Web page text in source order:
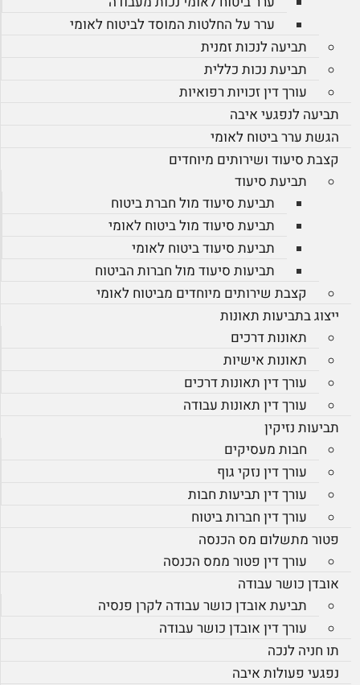
ערר על החלטות המוסד לביטוח לאומי
תביעה לנכות זמנית
תביעת נכות כללית
עורך דין זכויות רפואיות
תביעה לנפגעי איבה
הגשת ערר ביטוח לאומי
קצבת סיעוד ושירותים מיוחדים
תביעת סיעוד
תביעת סיעוד מול חברת ביטוח
תביעת סיעוד מול ביטוח לאומי
תביעת סיעוד ביטוח לאומי
תביעות סיעוד מול חברות הביטוח
קצבת שירותים מיוחדים מביטוח לאומי
ייצוג בתביעות תאונות
תאונות דרכים
תאונות אישיות
עורך דין תאונות דרכים
עורך דין תאונות עבודה
תביעות נזיקין
חבות מעסיקים
עורך דין נזקי גוף
עורך דין תביעות חבות
עורך דין חברות ביטוח
פטור מתשלום מס הכנסה
עורך דין פטור ממס הכנסה
אובדן כושר עבודה
תביעת אובדן כושר עבודה לקרן פנסיה
עורך דין אובדן כושר עבודה
תו חניה לנכה
נפגעי פעולות איבה